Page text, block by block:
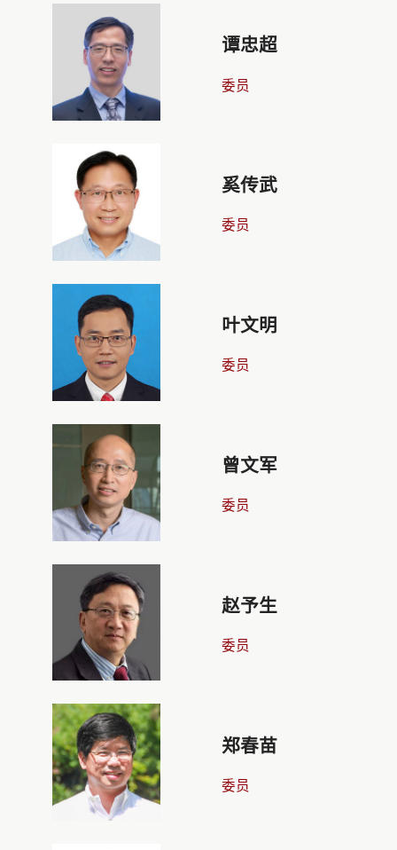
谭忠超
委员
奚传武
委员
叶文明
委员
曾文军
委员
赵予生
委员
郑春苗
委员